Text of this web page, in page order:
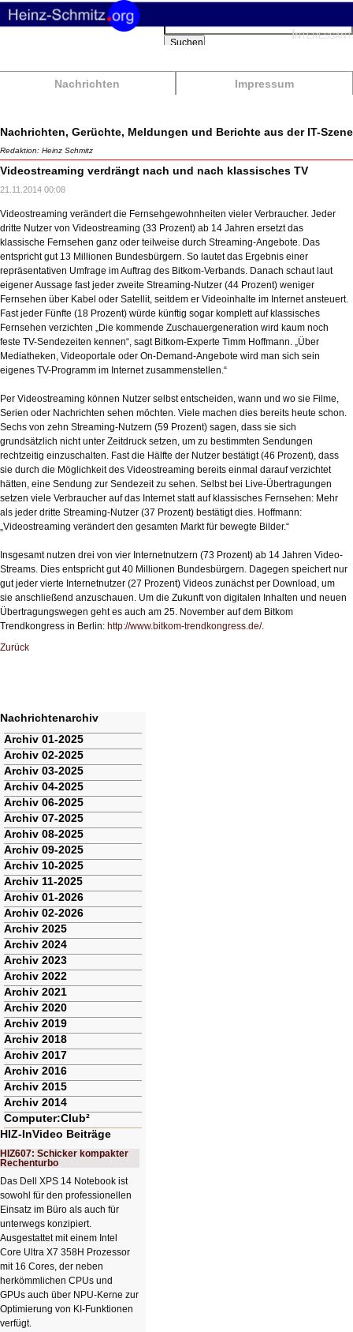
Nachrichten Impressum
Suchbegriffe
Suchen
Nachrichten, Gerüchte, Meldungen und Berichte aus der IT-Szene
Redaktion: Heinz Schmitz
Videostreaming verdrängt nach und nach klassisches TV
21.11.2014 00:08
Videostreaming verändert die Fernsehgewohnheiten vieler Verbraucher. Jeder
dritte Nutzer von Videostreaming (33 Prozent) ab 14 Jahren ersetzt das
klassische Fernsehen ganz oder teilweise durch Streaming-Angebote. Das
entspricht gut 13 Millionen Bundesbürgern. So lautet das Ergebnis einer
repräsentativen Umfrage im Auftrag des Bitkom-Verbands. Danach schaut laut
eigener Aussage fast jeder zweite Streaming-Nutzer (44 Prozent) weniger
Fernsehen über Kabel oder Satellit, seitdem er Videoinhalte im Internet ansteuert.
Fast jeder Fünfte (18 Prozent) würde künftig sogar komplett auf klassisches
Fernsehen verzichten „Die kommende Zuschauergeneration wird kaum noch
feste TV-Sendezeiten kennen“, sagt Bitkom-Experte Timm Hoffmann. „Über
Mediatheken, Videoportale oder On-Demand-Angebote wird man sich sein
eigenes TV-Programm im Internet zusammenstellen.“
Per Videostreaming können Nutzer selbst entscheiden, wann und wo sie Filme,
Serien oder Nachrichten sehen möchten. Viele machen dies bereits heute schon.
Sechs von zehn Streaming-Nutzern (59 Prozent) sagen, dass sie sich
grundsätzlich nicht unter Zeitdruck setzen, um zu bestimmten Sendungen
rechtzeitig einzuschalten. Fast die Hälfte der Nutzer bestätigt (46 Prozent), dass
sie durch die Möglichkeit des Videostreaming bereits einmal darauf verzichtet
hätten, eine Sendung zur Sendezeit zu sehen. Selbst bei Live-Übertragungen
setzen viele Verbraucher auf das Internet statt auf klassisches Fernsehen: Mehr
als jeder dritte Streaming-Nutzer (37 Prozent) bestätigt dies. Hoffmann:
„Videostreaming verändert den gesamten Markt für bewegte Bilder.“
Insgesamt nutzen drei von vier Internetnutzern (73 Prozent) ab 14 Jahren Video-
Streams. Dies entspricht gut 40 Millionen Bundesbürgern. Dagegen speichert nur
gut jeder vierte Internetnutzer (27 Prozent) Videos zunächst per Download, um
sie anschließend anzuschauen. Um die Zukunft von digitalen Inhalten und neuen
Übertragungswegen geht es auch am 25. November auf dem Bitkom
Trendkongress in Berlin: http://www.bitkom-trendkongress.de/.
Zurück
Nachrichtenarchiv
Navigation
überspringen
Archiv 01-2025
Archiv 02-2025
Archiv 03-2025
Archiv 04-2025
Archiv 06-2025
Archiv 07-2025
Archiv 08-2025
Archiv 09-2025
Archiv 10-2025
Archiv 11-2025
Archiv 01-2026
Archiv 02-2026
Archiv 2025
Archiv 2024
Archiv 2023
Archiv 2022
Archiv 2021
Archiv 2020
Archiv 2019
Archiv 2018
Archiv 2017
Archiv 2016
Archiv 2015
Archiv 2014
Computer:Club²
HIZ-InVideo Beiträge
HIZ607: Schicker kompakter
Rechenturbo
Das Dell XPS 14 Notebook ist
sowohl für den professionellen
Einsatz im Büro als auch für
unterwegs konzipiert.
Ausgestattet mit einem Intel
Core Ultra X7 358H Prozessor
mit 16 Cores, der neben
herkömmlichen CPUs und
GPUs auch über NPU-Kerne zur
Optimierung von KI-Funktionen
verfügt.